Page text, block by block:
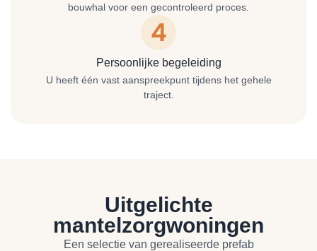
bouwhal voor een gecontroleerd proces.
Persoonlijke begeleiding
U heeft één vast aanspreekpunt tijdens het gehele
traject.
Uitgelichte
mantelzorgwoningen
Een selectie van gerealiseerde prefab